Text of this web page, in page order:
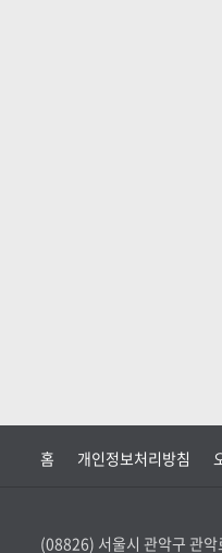
홈 개인정보처리방침
(08826) 서울시 관악구 관